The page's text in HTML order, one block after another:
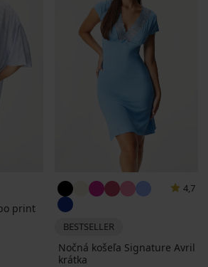
print
4,7
BESTSELLER
Nočná košeľa Signature Avril
krátka